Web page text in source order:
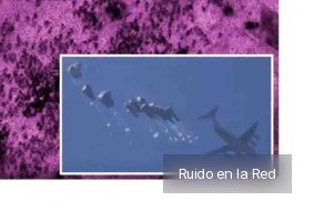
Ruido en la Red